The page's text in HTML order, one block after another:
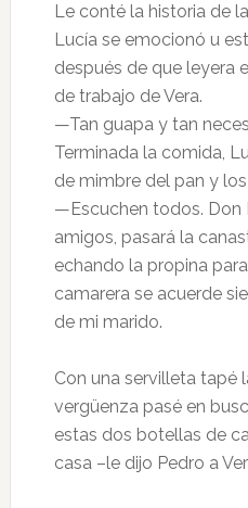
Le conté la historia de
Lucía se emocionó u
después de que leyera
de trabajo de Vera.
—Tan guapa y tan
Terminada la comida,
de mimbre del pan y
—Escuchen todos. Don
amigos, pasará la
echando la propina
camarera se acuerde
de mi marido.
Con una servilleta tapé
vergüenza pasé en
estas dos botellas de
casa –le dijo Pedro a